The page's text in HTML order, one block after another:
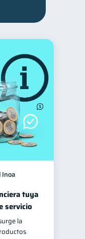
Inoa
tuya
servicio
la